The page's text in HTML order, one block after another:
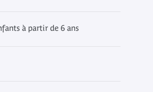
à partir de 6 ans